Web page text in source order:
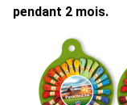
pendant 2 mois.